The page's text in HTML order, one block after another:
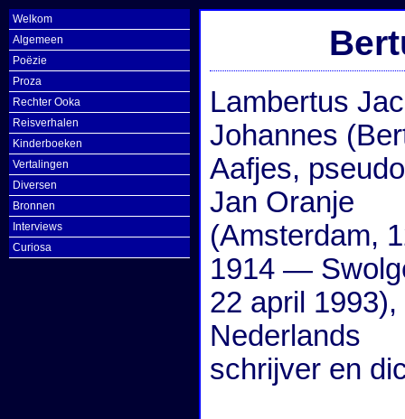
Welkom
Algemeen
Poëzie
Proza
Rechter Ooka
Reisverhalen
Kinderboeken
Vertalingen
Diversen
Bronnen
Interviews
Curiosa
Lambertus
Johannes
Aafjes,
Jan Oranje
(Amsterdam,
1914 —
22 april 1993),
Nederlands
schrijver en